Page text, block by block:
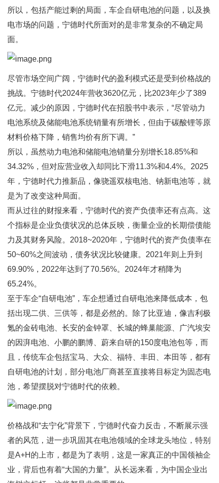
所以，包括产能过剩的局面，车企自研电池的问题，以及换
电市场的问题，宁德时代所面对的是非常复杂的不确定局
面。
尽管市场空间广阔，宁德时代的盈利模式还是受到价格战的
挑战。宁德时代2024年营收3620亿元，比2023年少了389
亿元。减少的原因，宁德时代在招股书中表示，“尽管动力
电池系统及储能电池系统销量有所增长，但由于碳酸锂等原
材料价格下降，销售均价有所下调。”
所以，虽然动力电池和储能电池销量分别增长18.85%和
34.32%，但对应营业收入却同比下滑11.3%和4.4%。2025
年，宁德时代力推新品，像骁遥双核电池、钠新电池等，就
是为了改变这种局面。
而从过往的财报来看，宁德时代的资产负债率还有点高。这
个指标是企业负债状况的总体反映，衡量企业的长期偿债能
力及其财务风险。2018~2020年，宁德时代的资产负债率在
50~60%之间波动，债务状况比较健康。2021年则上升到
69.90%，2022年达到了70.56%。2024年才稍降为
65.24%。
至于车企“自研电池”，车企想通过自研电池来降低成本，包
括出现二供、三供等，都是必然的。除了比亚迪，像吉利极
氪的金砖电池、长安的金钟罩、长城的蜂巢能源、广汽埃安
的因湃电池、小鹏的鹏博、蔚来自研的150度电池包等，而
且，传统车企包括宝马、大众、福特、丰田、本田等，都有
自研电池的计划，部分电池厂商甚至直接将目标定为固态电
池，希望摆脱对宁德时代的依赖。
价格战和“去宁化”背景下，宁德时代奋力反击，不断展示强
者的风范，进一步巩固其在电池领域的全球龙头地位，特别
是A+H的上市，都是为了表明，这是一家真正的中国领袖企
业，背后也有着“大国的力量”。从长远来看，为中国企业出